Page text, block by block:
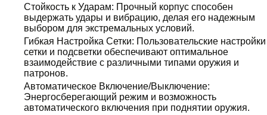
Стойкость к Ударам: Прочный корпус способен
выдержать удары и вибрацию, делая его надежным
выбором для экстремальных условий.
Гибкая Настройка Сетки: Пользовательские настройки
сетки и подсветки обеспечивают оптимальное
взаимодействие с различными типами оружия и
патронов.
Автоматическое Включение/Выключение:
Энергосберегающий режим и возможность
автоматического включения при поднятии оружия.